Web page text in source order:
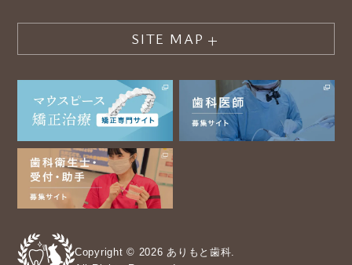
SITE MAP
Copyright © 2026 ありもと歯科.